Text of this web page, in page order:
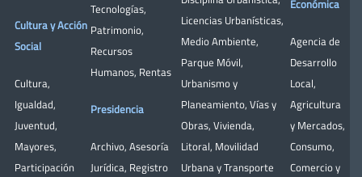
Cultura y Acción
Social
Cultura,
Igualdad,
Juventud,
Mayores,
Participación
Tecnologías,
Patrimonio,
Recursos
Humanos, Rentas
Presidencia
Archivo, Asesoría
Jurídica, Registro
Licencias Urbanísticas,
Medio Ambiente,
Parque Móvil,
Urbanismo y
Planeamiento, Vías y
Obras, Vivienda,
Litoral, Movilidad
Urbana y Transporte
Económica
Agencia de
Desarrollo
Local,
Agricultura
y Mercados,
Consumo,
Comercio y